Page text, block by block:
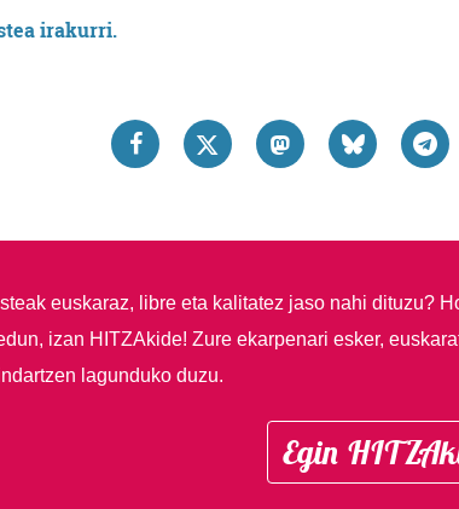
irakurri.
euskaraz, libre eta kalitatez jaso nahi dituzu?
izan HITZAkide! Zure ekarpenari esker,
lagunduko duzu.
Egin